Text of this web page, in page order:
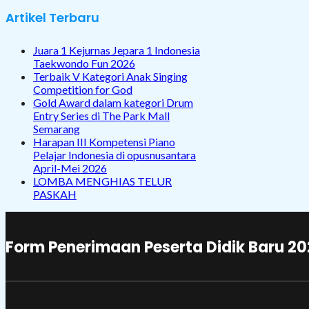
Artikel Terbaru
Juara 1 Kejurnas Jepara 1 Indonesia
Taekwondo Fun 2026
Terbaik V Kategori Anak Singing
Competition for God
Gold Award dalam kategori Drum
Entry Series di The Park Mall
Semarang
Harapan III Kompetensi Piano
Pelajar Indonesia di opusnusantara
April-Mei 2026
LOMBA MENGHIAS TELUR
PASKAH
Form Penerimaan Peserta Didik Baru